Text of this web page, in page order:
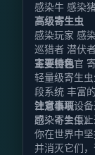
感染牛 感染
高级寄生虫
感染玩家 感
巡猎者 潜伏
寄生虫器官
主要特色
轻量级寄生
段系统 丰富
针对低端设
跑：寄生虫
注意事项
感染不会停
你在世界中
并消灭它们